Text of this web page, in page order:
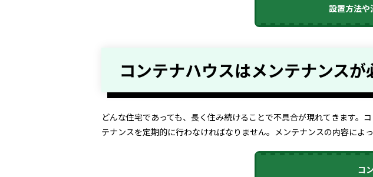
設置方法や
コンテナハウスはメンテナンスが
どんな住宅であっても、長く住み続けることで不具合が現れてきます
テナンスを定期的に行わなければなりません。メンテナンスの内容によ
コ